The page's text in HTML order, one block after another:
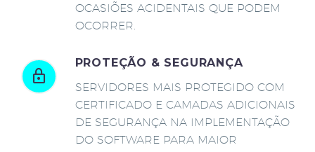
OCASIÕES ACIDENTAIS QUE PODEM
OCORRER.
PROTEÇÃO & SEGURANÇA
SERVIDORES MAIS PROTEGIDO COM
CERTIFICADO E CAMADAS ADICIONAIS
DE SEGURANÇA NA IMPLEMENTAÇÃO
DO SOFTWARE PARA MAIOR